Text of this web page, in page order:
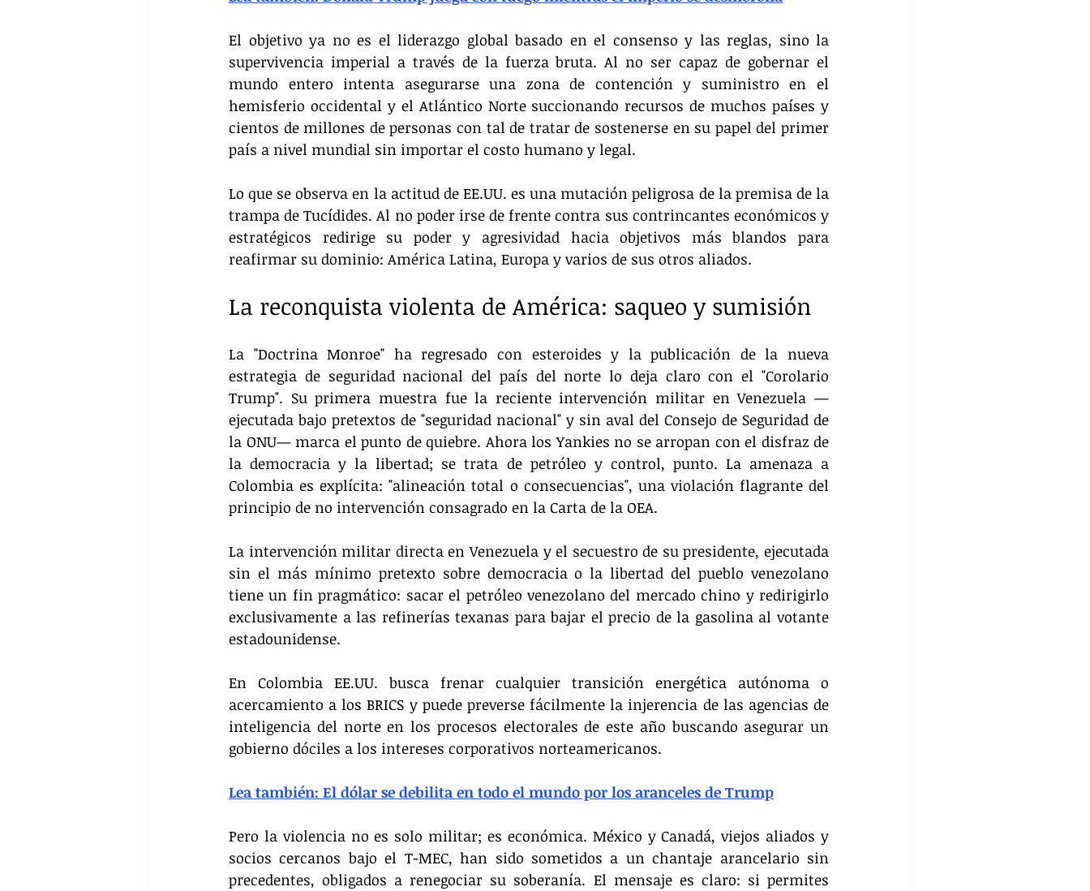
El objetivo ya no es el liderazgo global basado en el consenso y las reglas, sino la
supervivencia imperial a través de la fuerza bruta. Al no ser capaz de gobernar el
mundo entero intenta asegurarse una zona de contención y suministro en el
hemisferio occidental y el Atlántico Norte succionando recursos de muchos países y
cientos de millones de personas con tal de tratar de sostenerse en su papel del primer
país a nivel mundial sin importar el costo humano y legal.
Lo que se observa en la actitud de EE.UU. es una mutación peligrosa de la premisa de la
trampa de Tucídides. Al no poder irse de frente contra sus contrincantes económicos y
estratégicos redirige su poder y agresividad hacia objetivos más blandos para
reafirmar su dominio: América Latina, Europa y varios de sus otros aliados.
La reconquista violenta de América: saqueo y sumisión
La "Doctrina Monroe" ha regresado con esteroides y la publicación de la nueva
estrategia de seguridad nacional del país del norte lo deja claro con el "Corolario
Trump". Su primera muestra fue la reciente intervención militar en Venezuela —
ejecutada bajo pretextos de "seguridad nacional" y sin aval del Consejo de Seguridad de
la ONU— marca el punto de quiebre. Ahora los Yankies no se arropan con el disfraz de
la democracia y la libertad; se trata de petróleo y control, punto. La amenaza a
Colombia es explícita: "alineación total o consecuencias", una violación flagrante del
principio de no intervención consagrado en la Carta de la OEA.
La intervención militar directa en Venezuela y el secuestro de su presidente, ejecutada
sin el más mínimo pretexto sobre democracia o la libertad del pueblo venezolano
tiene un fin pragmático: sacar el petróleo venezolano del mercado chino y redirigirlo
exclusivamente a las refinerías texanas para bajar el precio de la gasolina al votante
estadounidense.
En Colombia EE.UU. busca frenar cualquier transición energética autónoma o
acercamiento a los BRICS y puede preverse fácilmente la injerencia de las agencias de
inteligencia del norte en los procesos electorales de este año buscando asegurar un
gobierno dóciles a los intereses corporativos norteamericanos.
Lea también: El dólar se debilita en todo el mundo por los aranceles de Trump
Pero la violencia no es solo militar; es económica. México y Canadá, viejos aliados y
socios cercanos bajo el T-MEC, han sido sometidos a un chantaje arancelario sin
precedentes, obligados a renegociar su soberanía. El mensaje es claro: si permites